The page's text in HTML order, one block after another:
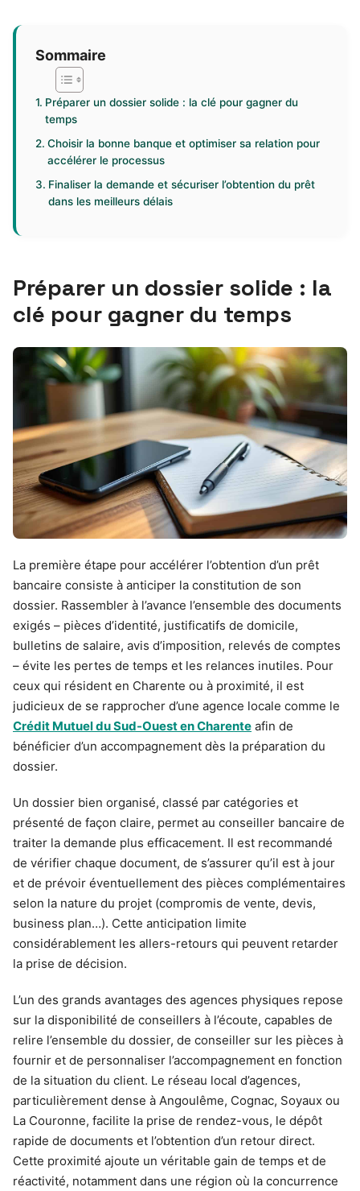
Sommaire
Préparer un dossier solide : la clé pour gagner du
temps
Choisir la bonne banque et optimiser sa relation pour
accélérer le processus
Finaliser la demande et sécuriser l’obtention du prêt
dans les meilleurs délais
Préparer un dossier solide : la
clé pour gagner du temps
La première étape pour accélérer l’obtention d’un prêt
bancaire consiste à anticiper la constitution de son
dossier. Rassembler à l’avance l’ensemble des documents
exigés – pièces d’identité, justificatifs de domicile,
bulletins de salaire, avis d’imposition, relevés de comptes
– évite les pertes de temps et les relances inutiles. Pour
ceux qui résident en Charente ou à proximité, il est
judicieux de se rapprocher d’une agence locale comme le
Crédit Mutuel du Sud-Ouest en Charente afin de
bénéficier d’un accompagnement dès la préparation du
dossier.
Un dossier bien organisé, classé par catégories et
présenté de façon claire, permet au conseiller bancaire de
traiter la demande plus efficacement. Il est recommandé
de vérifier chaque document, de s’assurer qu’il est à jour
et de prévoir éventuellement des pièces complémentaires
selon la nature du projet (compromis de vente, devis,
business plan…). Cette anticipation limite
considérablement les allers-retours qui peuvent retarder
la prise de décision.
L’un des grands avantages des agences physiques repose
sur la disponibilité de conseillers à l’écoute, capables de
relire l’ensemble du dossier, de conseiller sur les pièces à
fournir et de personnaliser l’accompagnement en fonction
de la situation du client. Le réseau local d’agences,
particulièrement dense à Angoulême, Cognac, Soyaux ou
La Couronne, facilite la prise de rendez-vous, le dépôt
rapide de documents et l’obtention d’un retour direct.
Cette proximité ajoute un véritable gain de temps et de
réactivité, notamment dans une région où la concurrence